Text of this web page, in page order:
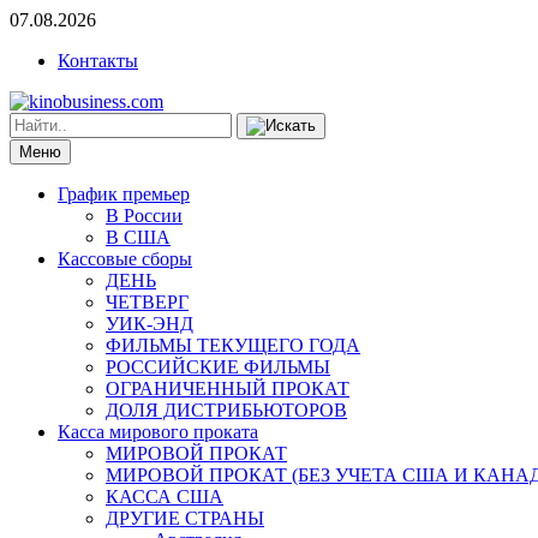
07.08.2026
Контакты
Меню
График премьер
В России
В США
Кассовые сборы
ДЕНЬ
ЧЕТВЕРГ
УИК-ЭНД
ФИЛЬМЫ ТЕКУЩЕГО ГОДА
РОССИЙСКИЕ ФИЛЬМЫ
ОГРАНИЧЕННЫЙ ПРОКАТ
ДОЛЯ ДИСТРИБЬЮТОРОВ
Касса мирового проката
МИРОВОЙ ПРОКАТ
МИРОВОЙ ПРОКАТ (БЕЗ УЧЕТА США И
КАССА США
ДРУГИЕ СТРАНЫ